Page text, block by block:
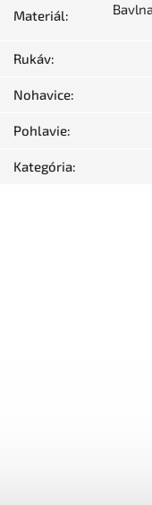
Materiál:
Rukáv:
Nohavice:
Pohlavie:
Kategória: